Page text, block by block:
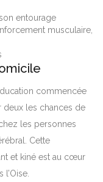
entourage
musculaire,
commencée
deux les chances de
les personnes
Cette
et kiné est au cœur